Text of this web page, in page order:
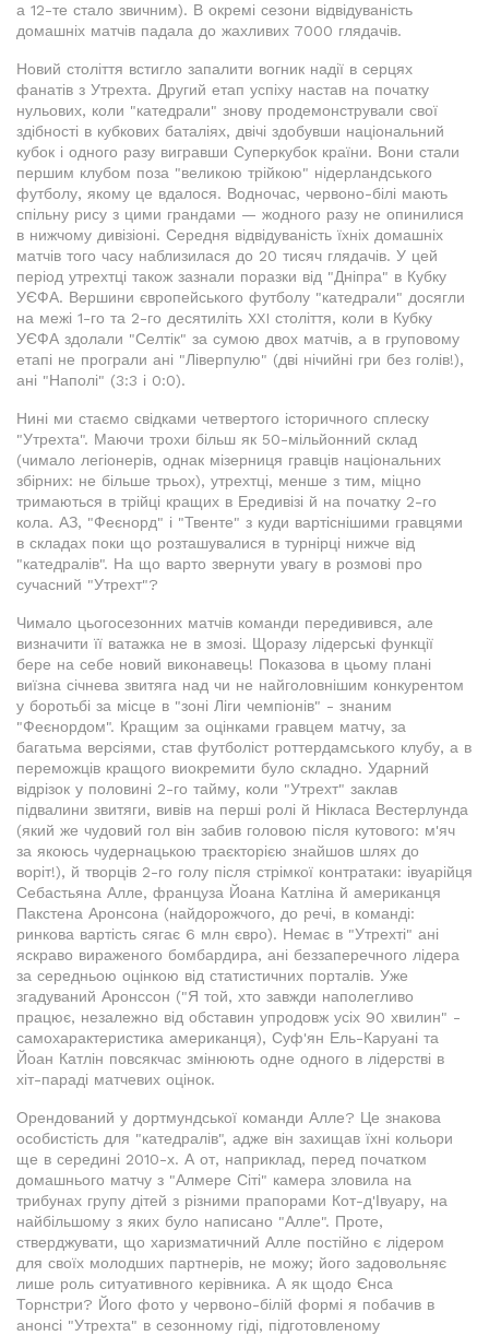
а 12-те стало звичним). В окремі сезони відвідуваність
домашніх матчів падала до жахливих 7000 глядачів.
Новий століття встигло запалити вогник надії в серцях
фанатів з Утрехта. Другий етап успіху настав на початку
нульових, коли "катедрали" знову продемонстрували свої
здібності в кубкових баталіях, двічі здобувши національний
кубок і одного разу вигравши Суперкубок країни. Вони стали
першим клубом поза "великою трійкою" нідерландського
футболу, якому це вдалося. Водночас, червоно-білі мають
спільну рису з цими грандами — жодного разу не опинилися
в нижчому дивізіоні. Середня відвідуваність їхніх домашніх
матчів того часу наблизилася до 20 тисяч глядачів. У цей
період утрехтці також зазнали поразки від "Дніпра" в Кубку
УЄФА. Вершини європейського футболу "катедрали" досягли
на межі 1-го та 2-го десятиліть XXI століття, коли в Кубку
УЄФА здолали "Селтік" за сумою двох матчів, а в груповому
етапі не програли ані "Ліверпулю" (дві нічийні гри без голів!),
ані "Наполі" (3:3 і 0:0).
Нині ми стаємо свідками четвертого історичного сплеску
"Утрехта". Маючи трохи більш як 50-мільйонний склад
(чимало легіонерів, однак мізерниця гравців національних
збірних: не більше трьох), утрехтці, менше з тим, міцно
тримаються в трійці кращих в Ередивізі й на початку 2-го
кола. АЗ, "Феєнорд" і "Твенте" з куди вартіснішими гравцями
в складах поки що розташувалися в турнірці нижче від
"катедралів". На що варто звернути увагу в розмові про
сучасний "Утрехт"?
Чимало цьогосезонних матчів команди передивився, але
визначити її ватажка не в змозі. Щоразу лідерські функції
бере на себе новий виконавець! Показова в цьому плані
виїзна січнева звитяга над чи не найголовнішим конкурентом
у боротьбі за місце в "зоні Ліги чемпіонів" - знаним
"Феєнордом". Кращим за оцінками гравцем матчу, за
багатьма версіями, став футболіст роттердамського клубу, а в
переможців кращого виокремити було складно. Ударний
відрізок у половині 2-го тайму, коли "Утрехт" заклав
підвалини звитяги, вивів на перші ролі й Нікласа Вестерлунда
(який же чудовий гол він забив головою після кутового: м'яч
за якоюсь чудернацькою траєкторією знайшов шлях до
воріт!), й творців 2-го голу після стрімкої контратаки: івуарійця
Себастьяна Алле, француза Йоана Катліна й американця
Пакстена Аронсона (найдорожчого, до речі, в команді:
ринкова вартість сягає 6 млн євро). Немає в "Утрехті" ані
яскраво вираженого бомбардира, ані беззаперечного лідера
за середньою оцінкою від статистичних порталів. Уже
згадуваний Аронссон ("Я той, хто завжди наполегливо
працює, незалежно від обставин упродовж усіх 90 хвилин" -
самохарактеристика американця), Суф'ян Ель-Каруані та
Йоан Катлін повсякчас змінюють одне одного в лідерстві в
хіт-параді матчевих оцінок.
Орендований у дортмундської команди Алле? Це знакова
особистість для "катедралів", адже він захищав їхні кольори
ще в середині 2010-х. А от, наприклад, перед початком
домашнього матчу з "Алмере Сіті" камера зловила на
трибунах групу дітей з різними прапорами Кот-д'Івуару, на
найбільшому з яких було написано "Алле". Проте,
стверджувати, що харизматичний Алле постійно є лідером
для своїх молодших партнерів, не можу; його задовольняє
лише роль ситуативного керівника. А як щодо Єнса
Торнстри? Його фото у червоно-білій формі я побачив в
анонсі "Утрехта" в сезонному гіді, підготовленому